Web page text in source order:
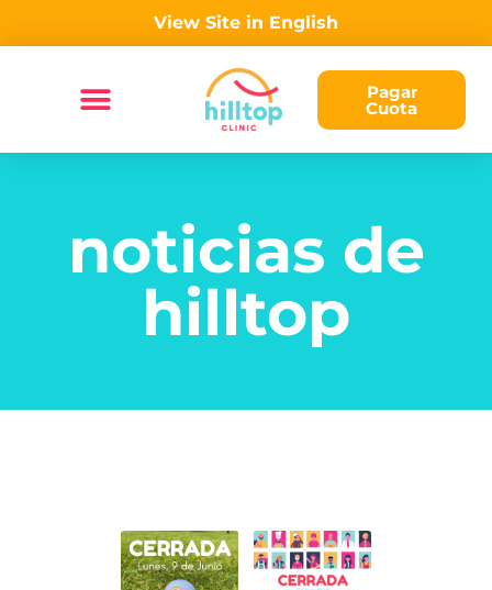
View Site in English
Pagar
Cuota
noticias de
hilltop